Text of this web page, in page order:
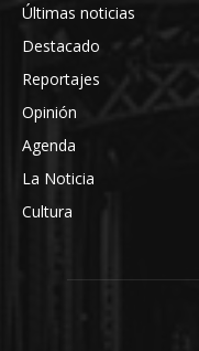
Últimas noticias
Destacado
Reportajes
Opinión
Agenda
La Noticia
Cultura